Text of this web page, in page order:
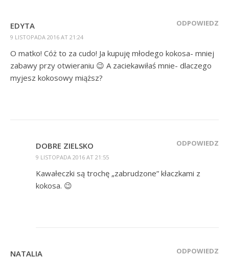
EDYTA
9 LISTOPADA 2016 AT 21:24
ODPOWIEDZ
O matko! Cóż to za cudo! Ja kupuję młodego kokosa- mniej
zabawy przy otwieraniu 😉 A zaciekawiłaś mnie- dlaczego
myjesz kokosowy miąższ?
DOBRE ZIELSKO
9 LISTOPADA 2016 AT 21:55
ODPOWIEDZ
Kawałeczki są trochę „zabrudzone” kłaczkami z
kokosa. 😉
NATALIA ODPOWIEDZ